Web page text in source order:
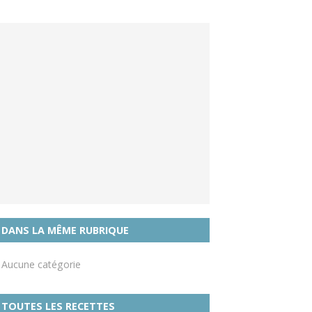
DANS LA MÊME RUBRIQUE
Aucune catégorie
TOUTES LES RECETTES